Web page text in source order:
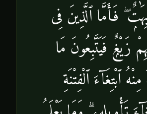
فَأَمَّا ٱلَّذِينَ فِى
زَيْغٌۭ فَيَتَّبِعُونَ مَا
ٱبْتِغَآءَ ٱلْفِتْنَةِ